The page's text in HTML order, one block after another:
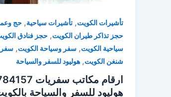
تأشيرات الكويت, تأشيرات سياحية, حج
حجز تذاكر طيران الكويت, حجز فنادق
سياحية الكويت, سفر وسياحة الكويت,
شنغن الكويت, هوليود للسفر والسياحة
هوليود للسفر والسياحة